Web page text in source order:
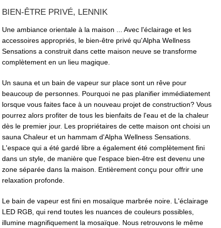
BIEN-ÊTRE PRIVÉ, LENNIK
Une ambiance orientale à la maison ... Avec l'éclairage et les
accessoires appropriés, le bien-être privé qu'Alpha Wellness
Sensations a construit dans cette maison neuve se transforme
complètement en un lieu magique.
Un sauna et un bain de vapeur sur place sont un rêve pour
beaucoup de personnes. Pourquoi ne pas planifier immédiatement
lorsque vous faites face à un nouveau projet de construction? Vous
pourrez alors profiter de tous les bienfaits de l'eau et de la chaleur
dès le premier jour. Les propriétaires de cette maison ont choisi un
sauna Chaleur et un hammam d'Alpha Wellness Sensations.
L'espace qui a été gardé libre a également été complètement fini
dans un style, de manière que l'espace bien-être est devenu une
zone séparée dans la maison. Entièrement conçu pour offrir une
relaxation profonde.
Le bain de vapeur est fini en mosaïque marbrée noire. L'éclairage
LED RGB, qui rend toutes les nuances de couleurs possibles,
illumine magnifiquement la mosaïque. Nous retrouvons le même